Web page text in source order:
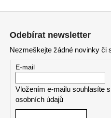
Odebírat newsletter
Nezmeškejte žádné novinky či
E-mail
Vložením e-mailu souhlasíte s
osobních údajů